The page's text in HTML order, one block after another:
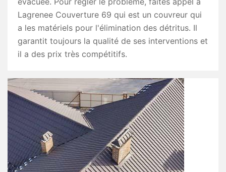
Lagrenee Couverture 69 qui est un couvreur qui
a les matériels pour l'élimination des détritus. Il
garantit toujours la qualité de ses interventions et
il a des prix très compétitifs.